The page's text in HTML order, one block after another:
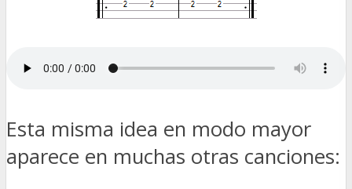
Esta misma idea en modo mayor
aparece en muchas otras canciones: